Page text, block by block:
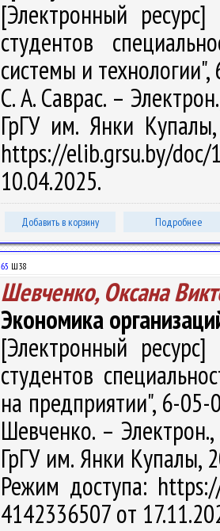
[Электронный
студентов
системы и
С. А. Саврас. –
ГрГУ им. Янки
https://elib.grsu.by/
10.04.2025.
Добавить в корзину Подробнее
65 Ш38
Шевченко, Оксана
Экономика
[Электронный
студентов
на предприятии", 6-
Шевченко. –
ГрГУ им. Янки Купалы,
Режим доступа:
4142336507 от